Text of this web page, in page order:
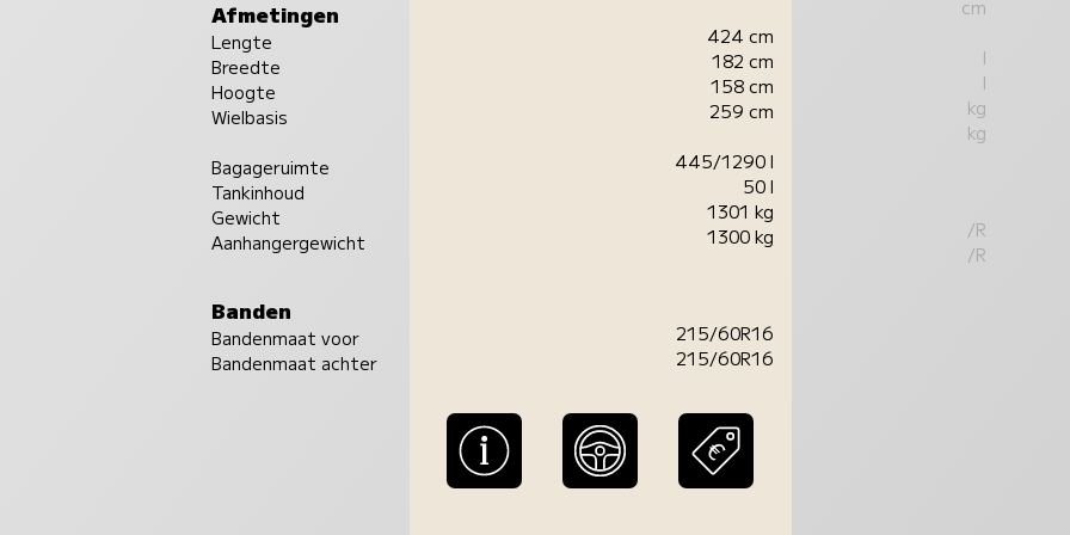
Afmetingen
Lengte
Breedte
Hoogte
Wielbasis
Bagageruimte
Tankinhoud
Gewicht
Aanhangergewicht
Banden
Bandenmaat voor
Bandenmaat achter
424 cm
182 cm
158 cm
259 cm
445/1290 l
50 l
1301 kg
1300 kg
215/60R16
215/60R16
cm
l
l
kg
kg
/R
/R